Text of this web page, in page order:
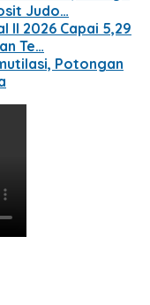
Judo…
II 2026 Capai 5,29
Te…
Potongan